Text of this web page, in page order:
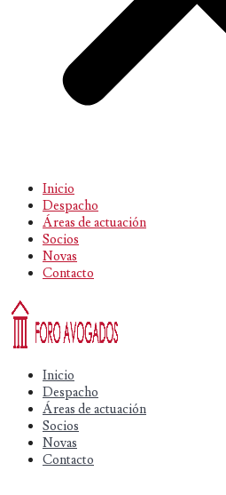
Inicio
Despacho
Áreas de actuación
Socios
Novas
Contacto
Inicio
Despacho
Áreas de actuación
Socios
Novas
Contacto